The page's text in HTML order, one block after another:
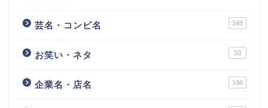
芸名・コンビ名 348
お笑い・ネタ 50
企業名・店名 198